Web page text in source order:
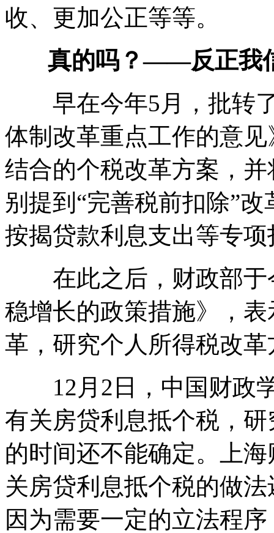
收、更加公正等等。
真的吗？——反正我
早在今年5月，批转了
体制改革重点工作的意
结合的个税改革方案，
别提到“完善税前扣除”
按揭贷款利息支出等专
在此之后，财政部于
稳增长的政策措施》，
革，研究个人所得税改革
12月2日，中国财政学
有关房贷利息抵个税，
的时间还不能确定。上
关房贷利息抵个税的做
因为需要一定的立法程